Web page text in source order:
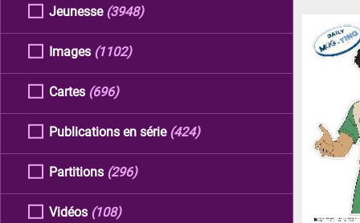
Jeunesse (3948)
Images (1102)
Cartes (696)
Publications en série (424)
Partitions (296)
Vidéos (108)